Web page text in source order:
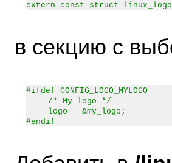
extern const struct linux_logo
в секцию с
#ifdef CONFIG_LOGO_MYLOGO
/* My logo */
logo = &my_logo;
#endif